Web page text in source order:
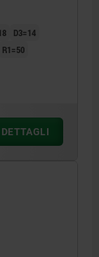
D3=14
R1=50
DETTAGLI